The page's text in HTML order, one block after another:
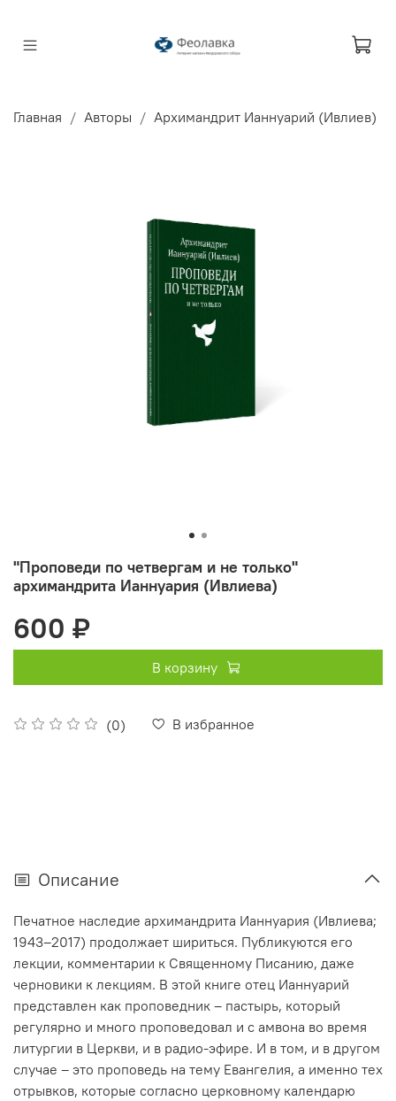
Главная Авторы Архимандрит Ианнуарий (Ивлиев)
"Проповеди по четвергам и не только"
архимандрита Ианнуария (Ивлиева)
(0) В избранное
600 ₽
В корзину
Описание
Печатное наследие архимандрита Ианнуария (Ивлиева;
1943–2017) продолжает шириться. Публикуются его
лекции, комментарии к Священному Писанию, даже
черновики к лекциям. В этой книге отец Ианнуарий
представлен как проповедник – пастырь, который
регулярно и много проповедовал и с амвона во время
литургии в Церкви, и в радио-эфире. И в том, и в другом
случае – это проповедь на тему Евангелия, а именно тех
отрывков, которые согласно церковному календарю